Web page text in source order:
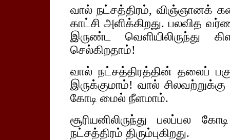
வால் நட்சத்திரம், விஞ்ஞானக்
காட்சி அளிக்கிறது. பலவித
இருண்ட வெளியிலிருந்து
செல்கிறதாம்!
வால் நட்சத்திரத்தின் தலைப்
இருக்குமாம்! வால்
கோடி மைல் நீளமாம்.
சூரியனிலிருந்து பலப்பல
நட்சத்திரம் திரும்புகிறது.